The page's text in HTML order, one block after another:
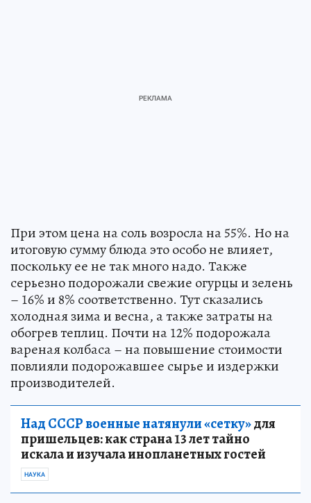
При этом цена на соль возросла на 55%. Но на
итоговую сумму блюда это особо не влияет,
поскольку ее не так много надо. Также
серьезно подорожали свежие огурцы и зелень
– 16% и 8% соответственно. Тут сказались
холодная зима и весна, а также затраты на
обогрев теплиц. Почти на 12% подорожала
вареная колбаса – на повышение стоимости
повлияли подорожавшее сырье и издержки
производителей.
Над СССР военные натянули «сетку»для
пришельцев: как страна 13 лет тайно
искала и изучала инопланетных гостей
НАУКА